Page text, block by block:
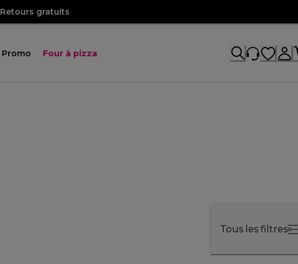
Retours gratuits
Promo Four à pizza
Tous les filtres